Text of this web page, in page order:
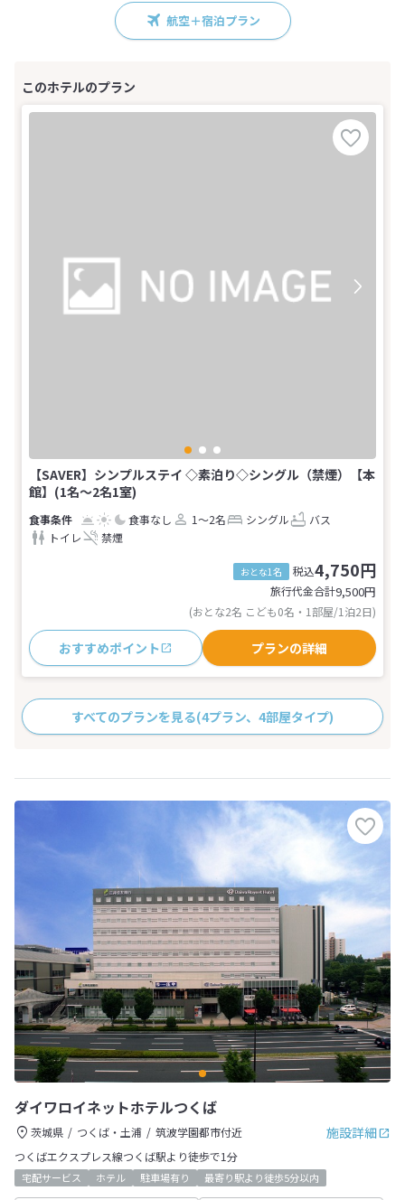
航空＋宿泊プラン
【SAVER】シンプルステイ ◇素泊り◇シングル（禁煙）【本
館】(1名～2名1室)
食事なし 1～2名 シングル
バス
トイレ
禁煙
おとな1名 税込4,750円
旅行代金合計9,500円
(おとな2名 こども0名・1部屋/1泊2日)
おすすめポイント プランの詳細
すべてのプランを見る(4プラン、4部屋タイプ)
ダイワロイネットホテルつくば
施設詳細
茨城県 つくば・土浦
筑波学園都市付近
つくばエクスプレス線つくば駅より徒歩で1分
宅配サービス ホテル 駐車場有り 最寄り駅より徒歩5分以内